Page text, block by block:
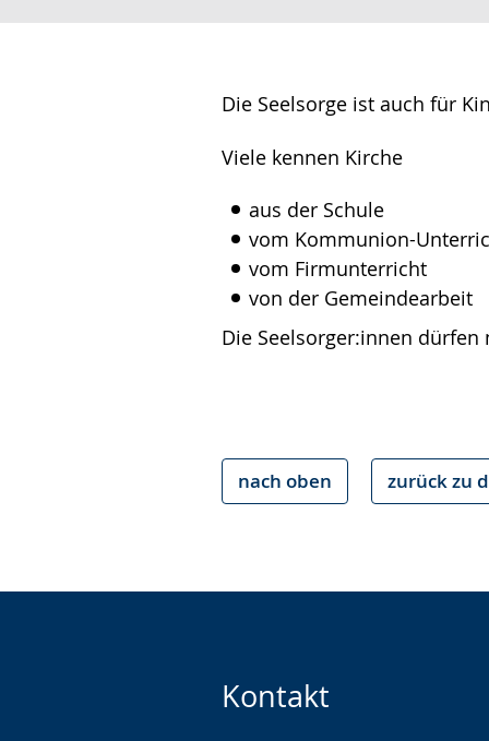
Gebärdensprache
angezeigt.
Die Seelsorge ist auch für
Viele kennen Kirche
aus der Schule
vom Kommunion-
vom Firmunterricht
von der Gemeindearbeit
Die Seelsorger:innen
nach oben zurück zu
Kontakt